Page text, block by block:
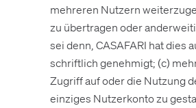
mehreren Nutzern
zu übertragen oder
sei denn, CASAFARI hat dies
schriftlich genehmigt; (c)
Zugriff auf oder die Nutzung
einziges Nutzerkonto zu